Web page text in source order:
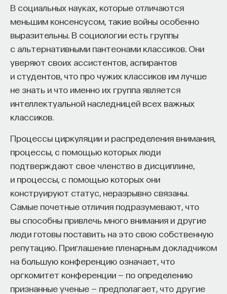
В социальных науках, которые отличаются
меньшим консенсусом, такие войны особенно
выразительны. В социологии есть группы
с альтернативными пантеонами классиков. Они
уверяют своих ассистентов, аспирантов
и студентов, что про чужих классиков им лучше
не знать и что именно их группа является
интеллектуальной наследницей всех важных
классиков.
Процессы циркуляции и распределения внимания,
процессы, с помощью которых люди
подтверждают свое членство в дисциплине,
и процессы, с помощью которых они
конструируют статус, неразрывно связаны.
Самые почетные отличия подразумевают, что
вы способны привлечь много внимания и другие
люди готовы поставить на это свою собственную
репутацию. Приглашение пленарным докладчиком
на большую конференцию означает, что
оргкомитет конференции — по определению
признанные ученые — предполагает, что другие